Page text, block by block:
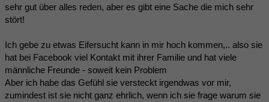
sehr gut über alles reden, aber es gibt eine Sache die mich sehr
stört!
Ich gebe zu etwas Eifersucht kann in mir hoch kommen,.. also sie
hat bei Facebook viel Kontakt mit ihrer Familie und hat viele
männliche Freunde - soweit kein Problem
Aber ich habe das Gefühl sie versteckt irgendwas vor mir,
zumindest ist sie nicht ganz ehrlich, wenn ich sie frage warum sie